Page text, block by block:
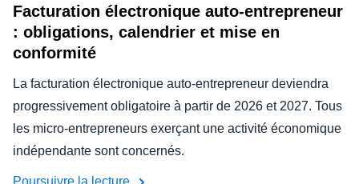
Facturation électronique auto-entrepreneur
: obligations, calendrier et mise en
conformité
La facturation électronique auto-entrepreneur deviendra
progressivement obligatoire à partir de 2026 et 2027. Tous
les micro-entrepreneurs exerçant une activité économique
indépendante sont concernés.
Poursuivre la lecture